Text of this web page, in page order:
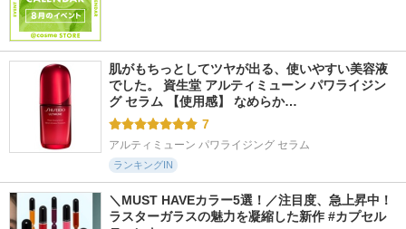
肌がもちっとしてツヤが出る、使いやすい美容液
でした。 資生堂 アルティミューン パワライジン
グ セラム 【使用感】 なめらか…
7
アルティミューン パワライジング セラム
ランキングIN
＼MUST HAVEカラー5選！／注目度、急上昇中！
ラスターガラスの魅力を凝縮した新作 #カプセル